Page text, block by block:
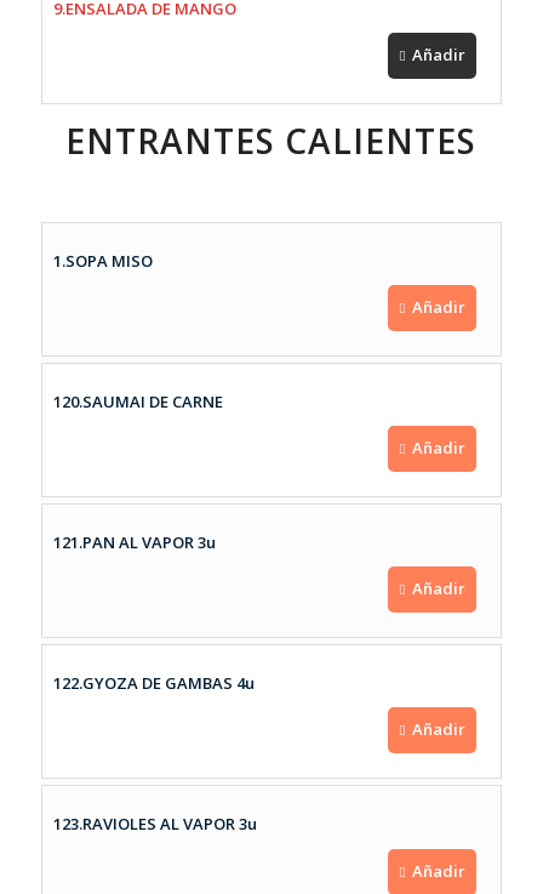
9.ENSALADA DE MANGO
Añadir
ENTRANTES CALIENTES
1.SOPA MISO
Añadir
120.SAUMAI DE CARNE
Añadir
121.PAN AL VAPOR 3u
Añadir
122.GYOZA DE GAMBAS 4u
Añadir
123.RAVIOLES AL VAPOR 3u
Añadir